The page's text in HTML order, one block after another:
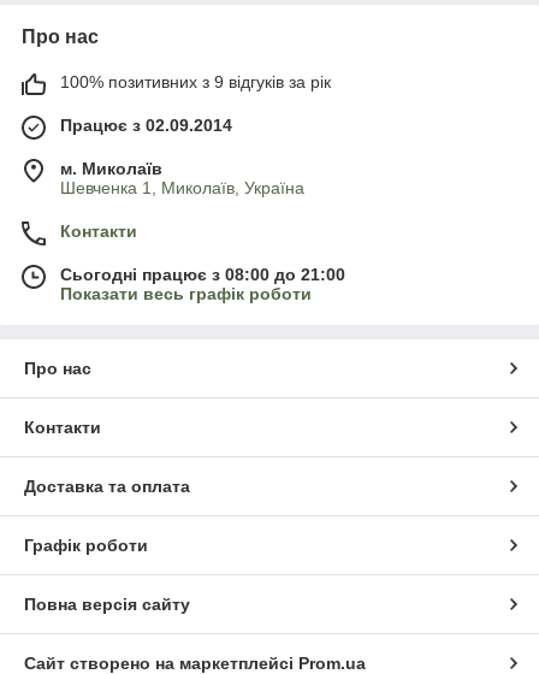
Про нас
100% позитивних з 9 відгуків за рік
Працює з 02.09.2014
м. Миколаїв
Шевченка 1, Миколаїв, Україна
Контакти
Сьогодні працює з 08:00 до 21:00
Показати весь графік роботи
Про нас
Контакти
Доставка та оплата
Графік роботи
Повна версія сайту
Сайт створено на маркетплейсі Prom.ua